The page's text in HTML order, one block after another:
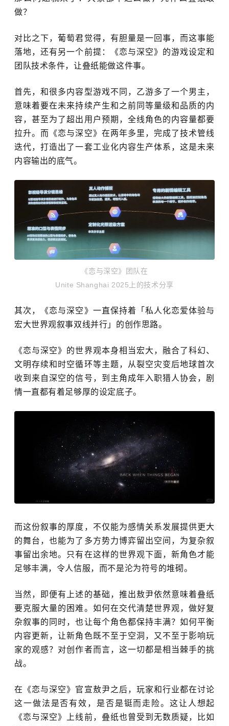
做？
对比之下，葡萄君觉得，有胆量是一回事，而这事能
落地，还有另一个前提：《恋与深空》的游戏设定和
团队技术条件，让叠纸能做这件事。
首先，和很多内容型游戏不同，乙游多了一个男主，
意味着要在未来持续产生和之前同等量级和品质的内
容，甚至为了超出用户预期，全线角色的内容量都要
拉升。而《恋与深空》在两年多里，完成了技术管线
迭代，打造出了一套工业化内容生产体系，这是未来
内容输出的底气。
《恋与深空》团队在
Unite Shanghai 2025上的技术分享
其次，《恋与深空》一直保持着「私人化恋爱体验与
宏大世界观叙事双线并行」的创作思路。
《恋与深空》的世界观本身相当宏大，融合了科幻、
文明存续和时空循环等主题，从裂空灾变后地球首次
收到来自深空的信号，到主角成年入职猎人协会，剧
情一直都有着足够厚的设定底子。
而这份叙事的厚度，不仅能为感情关系发展提供更大
的舞台，也能为了多方势力博弈留出空间，为复杂叙
事留出余地。只有在这样的世界观下面，新角色才能
足够丰满，令人信服，而不是沦为符号的堆砌。
当然，即便有上述的基础，推出敖尹依然意味着叠纸
要克服大量的困难。如何在交代清楚世界观，做好复
杂叙事的同时，也让每个角色都保持丰满？如何平衡
内容更新，让新角色既不至于空洞，又不至于影响玩
家的观感？对创作者而言，这一切都是相当棘手的挑
战。
在《恋与深空》官宣敖尹之后，玩家和行业都在讨论
这一做法是否有效，是否是铤而走险。这让人想起
《恋与深空》上线前，叠纸也曾受到无数质疑，比如